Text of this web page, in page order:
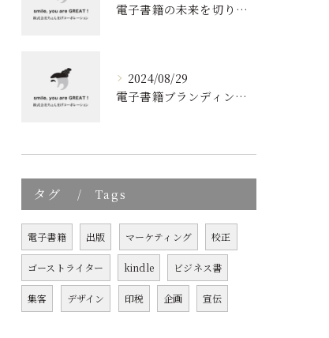
電子書籍の未来を切り開く！効果的なブランディングとリスト取りの技術
2024/08/29
電子書籍ブランディングの新しいアプローチ: 成功の秘訣とは?
タグ Tags
電子書籍 出版 マーケティング 校正
ゴーストライター kindle ビジネス書
集客 デザイン 印税 企画 宣伝